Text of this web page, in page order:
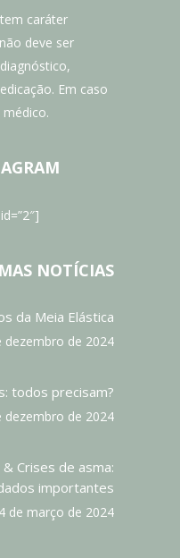
caráter
deve ser
Em caso
NOTÍCIAS
da Meia Elástica
dezembro de 2024
todos precisam?
dezembro de 2024
Crises de asma:
importantes
4 de março de 2024